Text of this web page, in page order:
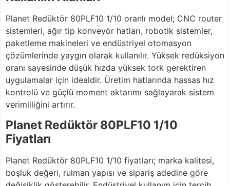
Planet Redüktör 80PLF10 1/10 oranlı model; CNC router
sistemleri, ağır tip konveyör hatları, robotik sistemler,
paketleme makineleri ve endüstriyel otomasyon
çözümlerinde yaygın olarak kullanılır. Yüksek redüksiyon
oranı sayesinde düşük hızda yüksek tork gerektiren
uygulamalar için idealdir. Üretim hatlarında hassas hız
kontrolü ve güçlü moment aktarımı sağlayarak sistem
verimliliğini artırır.
Planet Redüktör 80PLF10 1/10
Fiyatları
Planet Redüktör 80PLF10 1/10 fiyatları; marka kalitesi,
boşluk değeri, rulman yapısı ve sipariş adedine göre